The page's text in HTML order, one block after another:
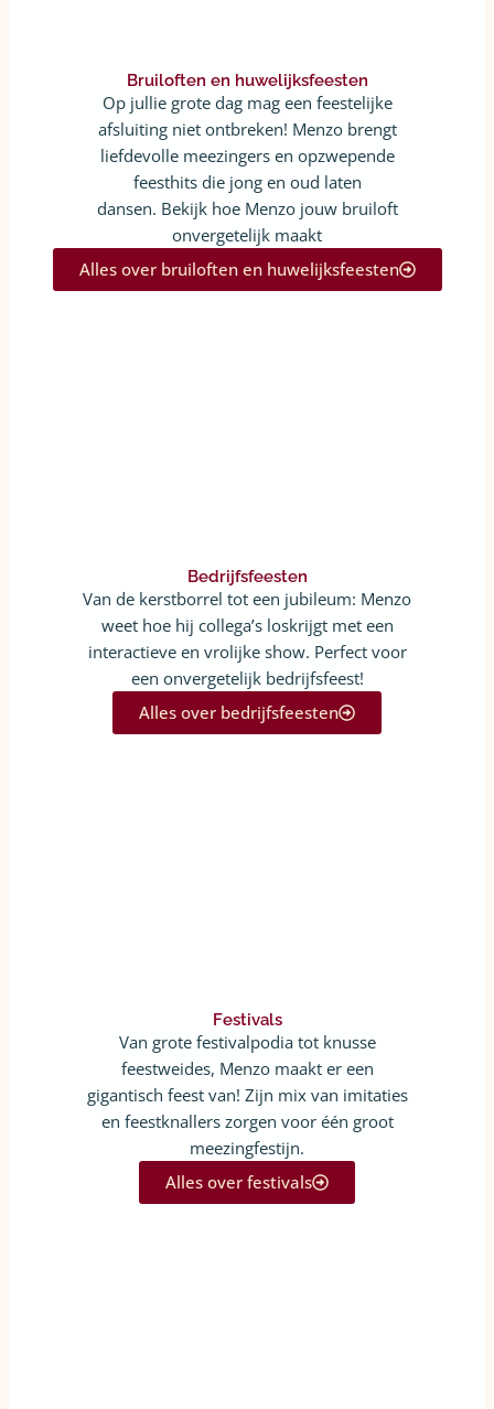
Bruiloften en huwelijksfeesten
Op jullie grote dag mag een feestelijke
afsluiting niet ontbreken! Menzo brengt
liefdevolle meezingers en opzwepende
feesthits die jong en oud laten
dansen. Bekijk hoe Menzo jouw bruiloft
onvergetelijk maakt
Alles over bruiloften en huwelijksfeesten
Bedrijfsfeesten
Van de kerstborrel tot een jubileum: Menzo
weet hoe hij collega’s loskrijgt met een
interactieve en vrolijke show. Perfect voor
een onvergetelijk bedrijfsfeest!
Alles over bedrijfsfeesten
Festivals
Van grote festivalpodia tot knusse
feestweides, Menzo maakt er een
gigantisch feest van! Zijn mix van imitaties
en feestknallers zorgen voor één groot
meezingfestijn.
Alles over festivals